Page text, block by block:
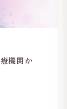
機関か